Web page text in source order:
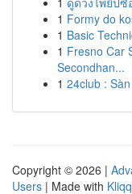
1 Formy do
1 Basic
1 Fresno Car
Secondhan...
1 24club :
Copyright © 2026 |
Users | Made with